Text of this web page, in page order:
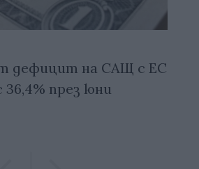
дефицит на САЩ с ЕС
36,4% през юни